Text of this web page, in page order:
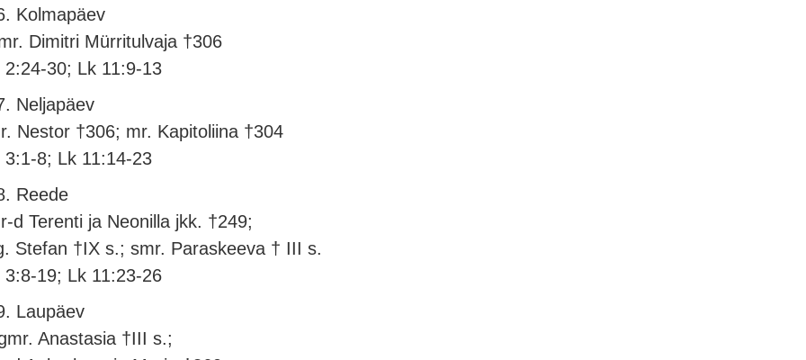
Kolmapäev
Dimitri Mürritulvaja †306
2:24-30; Lk 11:9-13
Neljapäev
Nestor †306; mr. Kapitoliina †304
3:1-8; Lk 11:14-23
Reede
d Terenti ja Neonilla jkk. †249;
Stefan †IX s.; smr. Paraskeeva † III s.
3:8-19; Lk 11:23-26
Laupäev
Anastasia †III s.;